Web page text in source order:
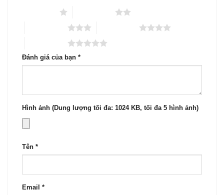
Đánh giá của bạn *
Hình ảnh (Dung lượng tối đa: 1024 KB, tối đa 5 hình ảnh)
Tên *
Email *